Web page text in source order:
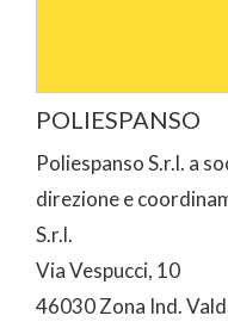
POLIESPANSO
Poliespanso S.r.l. a
direzione e
S.r.l.
Via Vespucci, 10
46030 Zona Ind.